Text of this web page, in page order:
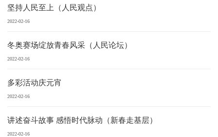
坚持人民至上（人民观点）
2022-02-16
冬奥赛场绽放青春风采（人民论坛）
2022-02-16
多彩活动庆元宵
2022-02-16
讲述奋斗故事 感悟时代脉动（新春走基层）
2022-02-16